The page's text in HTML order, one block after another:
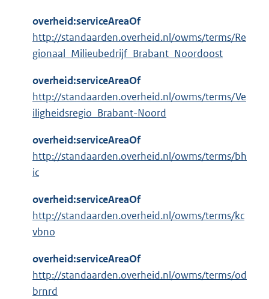
overheid:serviceAreaOf
http://standaarden.overheid.nl/owms/terms/Re
gionaal_Milieubedrijf_Brabant_Noordoost
overheid:serviceAreaOf
http://standaarden.overheid.nl/owms/terms/Ve
iligheidsregio_Brabant-Noord
overheid:serviceAreaOf
http://standaarden.overheid.nl/owms/terms/bh
ic
overheid:serviceAreaOf
http://standaarden.overheid.nl/owms/terms/kc
vbno
overheid:serviceAreaOf
http://standaarden.overheid.nl/owms/terms/od
brnrd